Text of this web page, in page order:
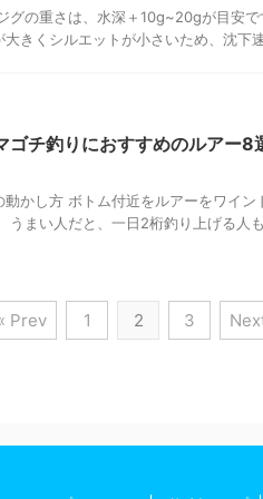
グの重さは、水深＋10g~20gが目安
きくシルエットが小さいため、沈下
ゴチ釣りにおすすめのルアー8
かし方 ボトム付近をルアーをワイ
うまい人だと、一日2桁釣り上げる人
Prev 1 2 3